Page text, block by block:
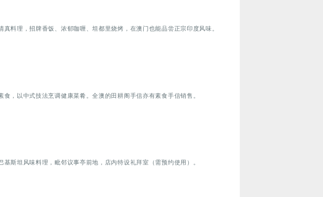
真料理，招牌香饭、浓郁咖喱、坦都里烧烤，在澳门也能品尝正宗印度风味。
食，以中式技法烹调健康菜肴。全澳的田耕阁手信亦有素食手信销售。
基斯坦风味料理，毗邻议事亭前地，店内特设礼拜室（需预约使用）。